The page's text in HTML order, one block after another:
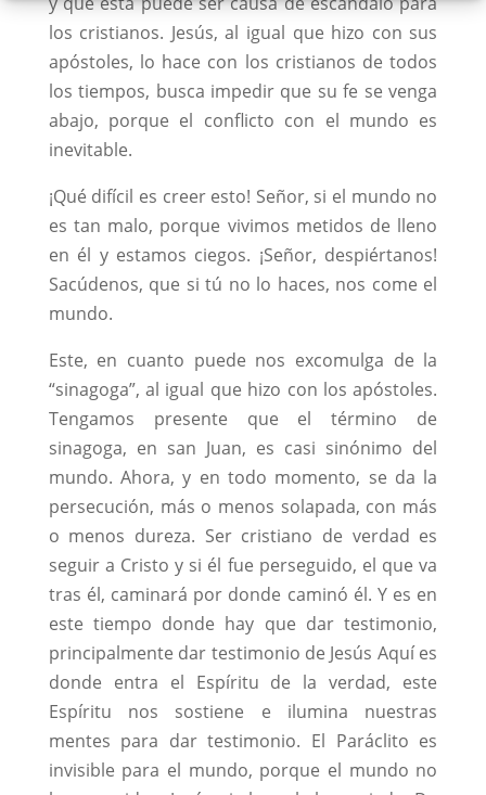
los cristianos. Jesús, al igual que hizo con sus
apóstoles, lo hace con los cristianos de todos
los tiempos, busca impedir que su fe se venga
abajo, porque el conflicto con el mundo es
inevitable.
¡Qué difícil es creer esto! Señor, si el mundo no
es tan malo, porque vivimos metidos de lleno
en él y estamos ciegos. ¡Señor, despiértanos!
Sacúdenos, que si tú no lo haces, nos come el
mundo.
Este, en cuanto puede nos excomulga de la
“sinagoga”, al igual que hizo con los apóstoles.
Tengamos presente que el término de
sinagoga, en san Juan, es casi sinónimo del
mundo. Ahora, y en todo momento, se da la
persecución, más o menos solapada, con más
o menos dureza. Ser cristiano de verdad es
seguir a Cristo y si él fue perseguido, el que va
tras él, caminará por donde caminó él. Y es en
este tiempo donde hay que dar testimonio,
principalmente dar testimonio de Jesús Aquí es
donde entra el Espíritu de la verdad, este
Espíritu nos sostiene e ilumina nuestras
mentes para dar testimonio. El Paráclito es
invisible para el mundo, porque el mundo no